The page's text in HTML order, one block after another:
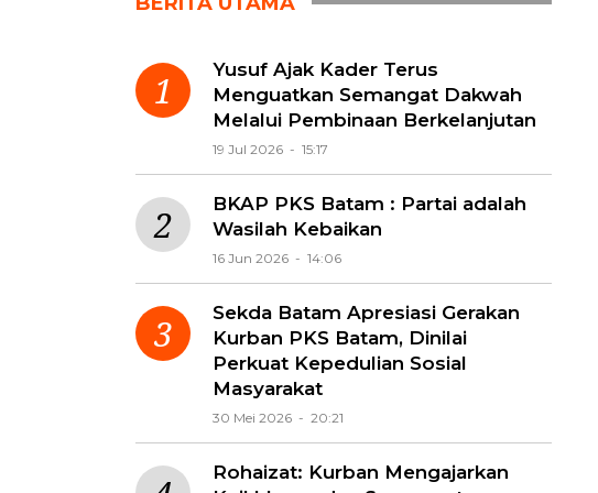
Yusuf Ajak Kader Terus
Menguatkan Semangat Dakwah
Melalui Pembinaan Berkelanjutan
19 Jul 2026 - 15:17
BKAP PKS Batam : Partai adalah
Wasilah Kebaikan
16 Jun 2026 - 14:06
Sekda Batam Apresiasi Gerakan
Kurban PKS Batam, Dinilai
Perkuat Kepedulian Sosial
Masyarakat
30 Mei 2026 - 20:21
Rohaizat: Kurban Mengajarkan